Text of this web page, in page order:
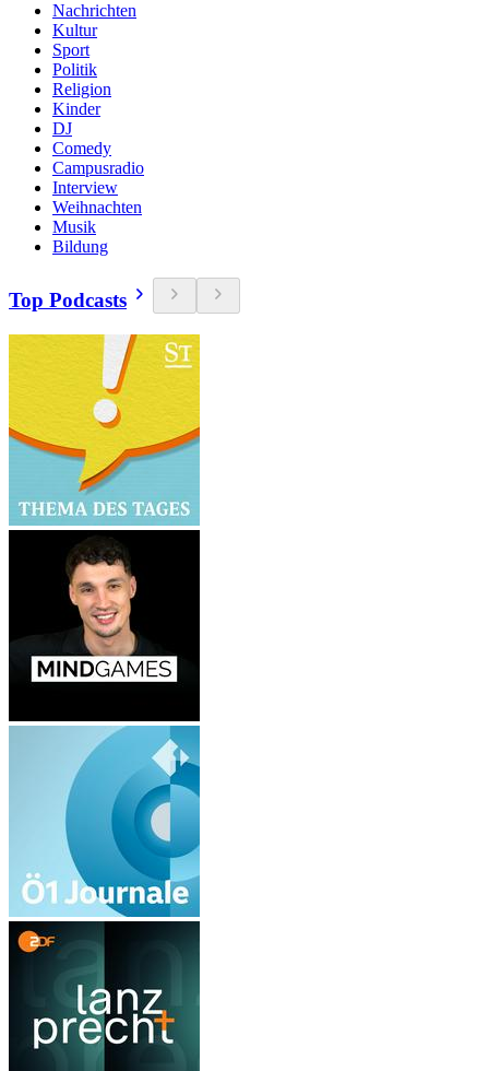
Nachrichten
Kultur
Sport
Politik
Religion
Kinder
DJ
Comedy
Campusradio
Interview
Weihnachten
Musik
Bildung
Top Podcasts